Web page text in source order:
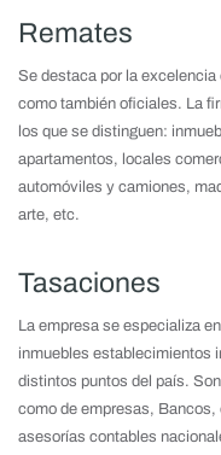
Remates
Se destaca por la
como también oficiales. La
los que se distinguen:
apartamentos, locales
automóviles y camiones,
arte, etc.
Tasaciones
La empresa se especializa
inmuebles establecimientos
distintos puntos del país.
como de empresas,
asesorías contables